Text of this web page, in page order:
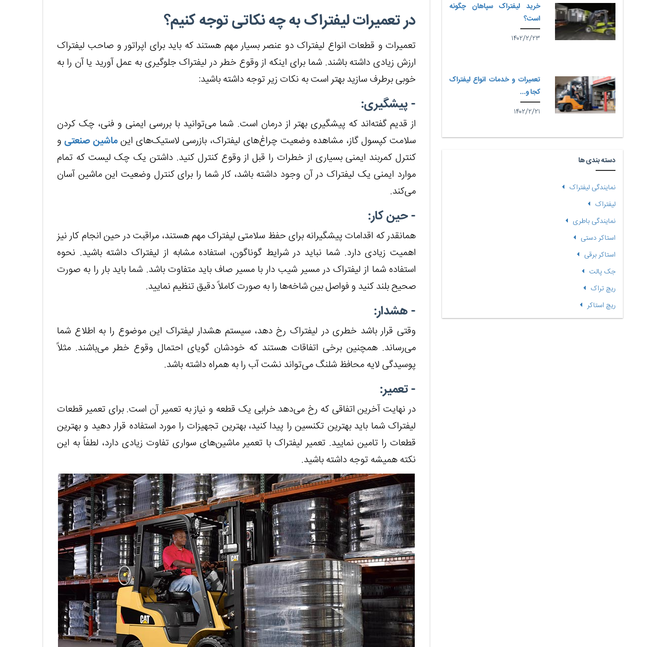
در تعمیرات لیفتراک به چه نکاتی توجه کنیم؟
تعمیرات و قطعات انواع لیفتراک دو عنصر بسیار مهم هستند که باید برای اپراتور و صاحب لیفتراک
ارزش زیادی داشته باشند. شما برای اینکه از وقوع خطر در لیفتراک جلوگیری به عمل آورید یا آن را به
خوبی برطرف سازید بهتر است به نکات زیر توجه داشته باشید:
- پیشگیری:
از قدیم گفته‌اند که پیشگیری بهتر از درمان است. شما می‌توانید با بررسی ایمنی و فنی، چک کردن
سلامت کپسول گاز، مشاهده وضعیت چراغ‌های لیفتراک، بازرسی لاستیک‌های اینماشین صنعتیو
کنترل کمربند ایمنی بسیاری از خطرات را قبل از وقوع کنترل کنید. داشتن یک چک لیست که تمام
موارد ایمنی یک لیفتراک در آن وجود داشته باشد، کار شما را برای کنترل وضعیت این ماشین آسان
می‌کند.
- حین کار:
همانقدر که اقدامات پیشگیرانه برای حفظ سلامتی لیفتراک مهم هستند، مراقبت در حین انجام کار نیز
اهمیت زیادی دارد. شما نباید در شرایط گوناگون، استفاده مشابه از لیفتراک داشته باشید. نحوه
استفاده شما از لیفتراک در مسیر شیب دار با مسیر صاف باید متفاوت باشد. شما باید بار را به صورت
صحیح بلند کنید و فواصل بین شاخه‌ها را به صورت کاملاً دقیق تنظیم نمایید.
- هشدار:
وقتی قرار باشد خطری در لیفتراک رخ دهد، سیستم هشدار لیفتراک این موضوع را به اطلاع شما
می‌رساند. همچنین برخی اتفاقات هستند که خودشان گویای احتمال وقوع خطر می‌باشند. مثلاً
پوسیدگی لایه محافظ شلنگ می‌تواند نشت آب را به همراه داشته باشد.
- تعمیر:
در نهایت آخرین اتفاقی که رخ می‌دهد خرابی یک قطعه و نیاز به تعمیر آن است. برای تعمیر قطعات
لیفتراک شما باید بهترین تکنسین را پیدا کنید، بهترین تجهیزات را مورد استفاده قرار دهید و بهترین
قطعات را تامین نمایید. تعمیر لیفتراک با تعمیر ماشین‌های سواری تفاوت زیادی دارد، لطفاً به این
نکته همیشه توجه داشته باشید.
خرید لیفتراک سپاهان چگونه
است؟
۱۴۰۲/۲/۲۳
تعمیرات و خدمات انواع لیفتراک
کجا و...
۱۴۰۲/۲/۲۱
دسته بندی ها
نمایندگی لیفتراک
لیفتراک
نمایندگی باطری
استاکر دستی
استاکر برقی
جک پالت
ریچ تراک
ریچ استاکر